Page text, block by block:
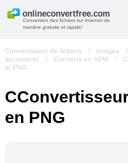
Conversion des fichiers sur Internet de
manière gratuite et rapide!
Convertisseur de fichiers / Images /
documents
/ Convertir en XPM /
to PNG
en PNG